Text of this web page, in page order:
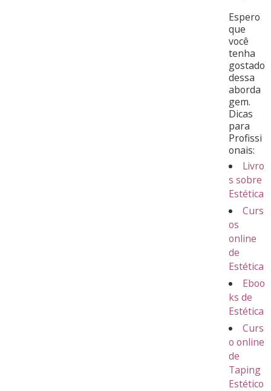
Espero
que
você
tenha
gostado
dessa
aborda
gem.
Dicas
para
Profissi
onais:
Livro
s sobre
Estética
Curs
os
online
de
Estética
Eboo
ks de
Estética
Curs
o online
de
Taping
Estético